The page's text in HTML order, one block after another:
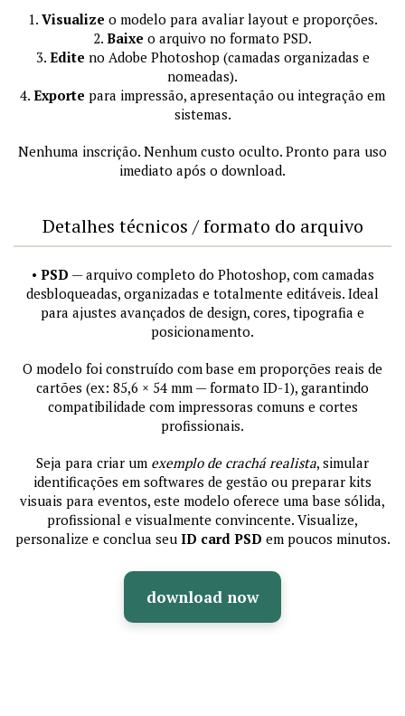
1. Visualize o modelo para avaliar layout e proporções.
2. Baixe o arquivo no formato PSD.
3. Edite no Adobe Photoshop (camadas organizadas e
nomeadas).
4. Exporte para impressão, apresentação ou integração em
sistemas.
Nenhuma inscrição. Nenhum custo oculto. Pronto para uso
imediato após o download.
Detalhes técnicos / formato do arquivo
• PSD — arquivo completo do Photoshop, com camadas
desbloqueadas, organizadas e totalmente editáveis. Ideal
para ajustes avançados de design, cores, tipografia e
posicionamento.
O modelo foi construído com base em proporções reais de
cartões (ex: 85,6 × 54 mm — formato ID-1), garantindo
compatibilidade com impressoras comuns e cortes
profissionais.
Seja para criar um exemplo de crachá realista, simular
identificações em softwares de gestão ou preparar kits
visuais para eventos, este modelo oferece uma base sólida,
profissional e visualmente convincente. Visualize,
personalize e conclua seu ID card PSD em poucos minutos.
download now